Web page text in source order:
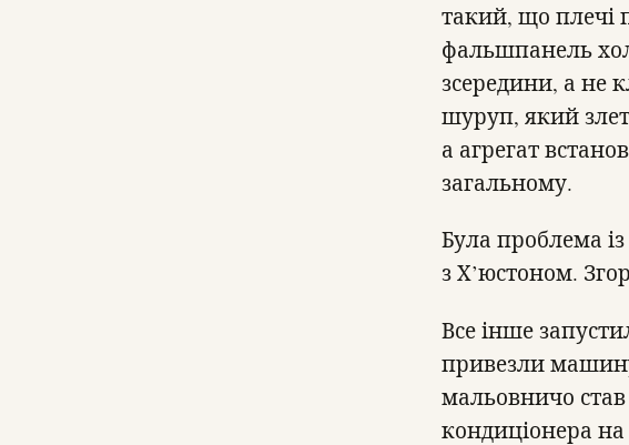
такий, що плечі
фальшпанель
зсередини, а не
шуруп, який
а агрегат
загальному.
Була проблема
з Х’юстоном.
Все інше
привезли
мальовничо став
кондиціонера